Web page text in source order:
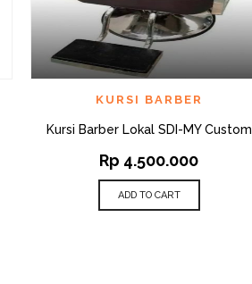
ADD TO WISHLIST
KURSI BARBER
Kursi Barber Lokal SDI-MY Custom
Rp 4.500.000
ADD TO CART